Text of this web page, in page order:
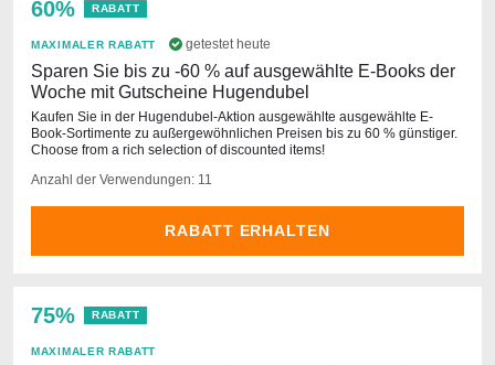
60% RABATT
MAXIMALER RABATT getestet heute
Sparen Sie bis zu -60 % auf ausgewählte E-Books der
Woche mit Gutscheine Hugendubel
Kaufen Sie in der Hugendubel-Aktion ausgewählte ausgewählte E-
Book-Sortimente zu außergewöhnlichen Preisen bis zu 60 % günstiger.
Choose from a rich selection of discounted items!
Anzahl der Verwendungen: 11
RABATT ERHALTEN
75% RABATT
MAXIMALER RABATT